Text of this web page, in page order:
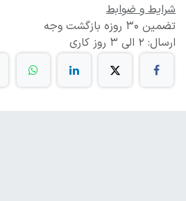
شرایط و ضوابط
تضمین 30 روزه بازگشت وجه
ارسال: 2 الی 3 روز کاری